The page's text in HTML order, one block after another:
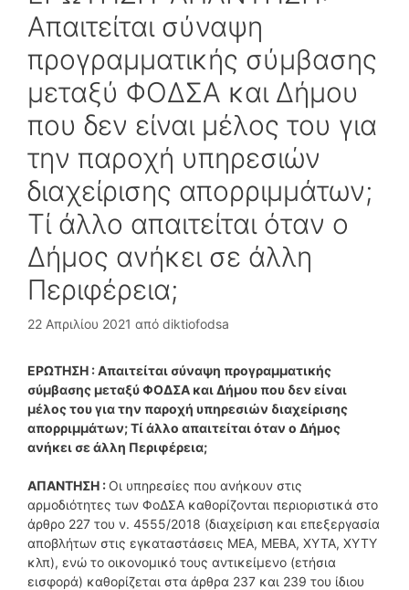
Απαιτείται σύναψη
προγραμματικής σύμβασης
μεταξύ ΦΟΔΣΑ και Δήμου
που δεν είναι μέλος του για
την παροχή υπηρεσιών
διαχείρισης απορριμμάτων;
Τί άλλο απαιτείται όταν ο
Δήμος ανήκει σε άλλη
Περιφέρεια;
22 Απριλίου 2021 από diktiofodsa
ΕΡΩΤΗΣΗ : Απαιτείται σύναψη προγραμματικής
σύμβασης μεταξύ ΦΟΔΣΑ και Δήμου που δεν είναι
μέλος του για την παροχή υπηρεσιών διαχείρισης
απορριμμάτων; Τί άλλο απαιτείται όταν ο Δήμος
ανήκει σε άλλη Περιφέρεια;
ΑΠΑΝΤΗΣΗ : Οι υπηρεσίες που ανήκουν στις
αρμοδιότητες των ΦοΔΣΑ καθορίζονται περιοριστικά στο
άρθρο 227 του ν. 4555/2018 (διαχείριση και επεξεργασία
αποβλήτων στις εγκαταστάσεις ΜΕΑ, ΜΕΒΑ, ΧΥΤΑ, ΧΥΤΥ
κλπ), ενώ το οικονομικό τους αντικείμενο (ετήσια
εισφορά) καθορίζεται στα άρθρα 237 και 239 του ίδιου